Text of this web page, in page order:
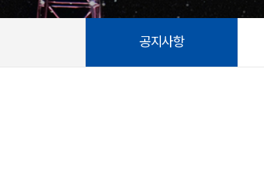
공지사항